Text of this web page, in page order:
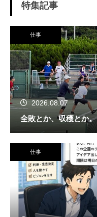
特集記事
仕事
2026.08.07
全敗とか、収穫とか。
仕事